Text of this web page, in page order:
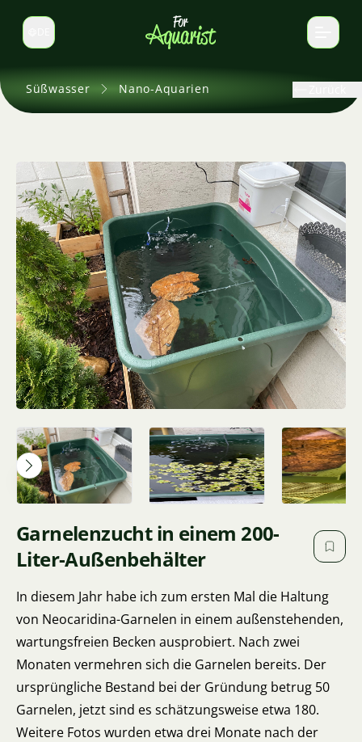
Sprache wechseln
Süßwasser Nano-Aquarien
Garnelenzucht in einem 200-
Liter-Außenbehälter
In diesem Jahr habe ich zum ersten Mal die Haltung
von Neocaridina-Garnelen in einem außenstehenden,
wartungsfreien Becken ausprobiert. Nach zwei
Monaten vermehren sich die Garnelen bereits. Der
ursprüngliche Bestand bei der Gründung betrug 50
Garnelen, jetzt sind es schätzungsweise etwa 180.
Weitere Fotos wurden etwa drei Monate nach der